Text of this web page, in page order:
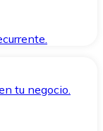
tu negocio.